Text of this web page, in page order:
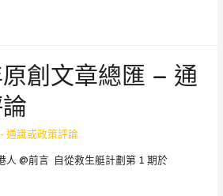
創文章總匯 – 通
通識或政策評論
人 @前言 自從救生艇計劃第 1 期於